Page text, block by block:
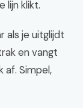
lijn klikt.
als je uitglijdt
en vangt
af. Simpel,